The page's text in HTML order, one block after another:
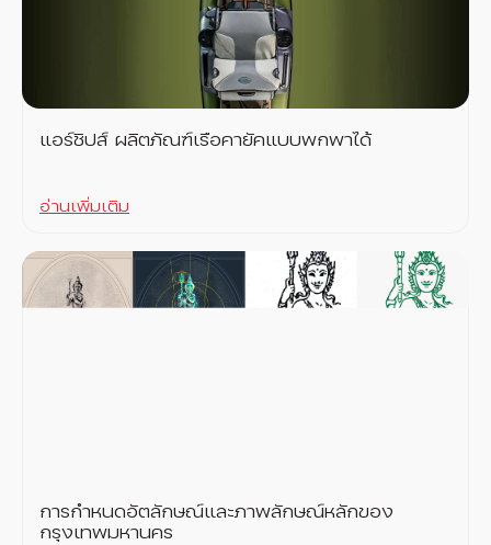
แอร์ชิปส์ ผลิตภัณฑ์เรือคายัคแบบพกพาได้
อ่านเพิ่มเติม
การกำหนดอัตลักษณ์และภาพลักษณ์หลักของ
กรุงเทพมหานคร